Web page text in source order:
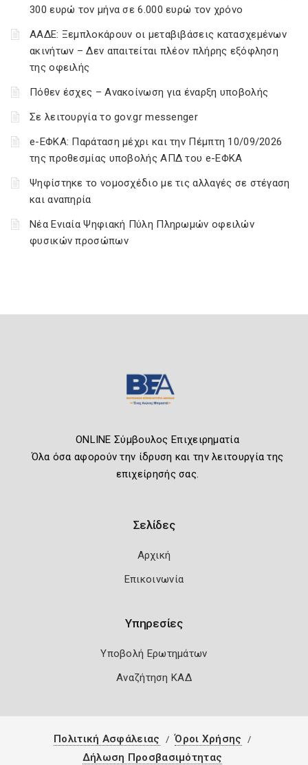
300 ευρώ τον μήνα σε 6.000 ευρώ τον χρόνο
ΑΑΔΕ: Ξεμπλοκάρουν οι μεταβιβάσεις κατασχεμένων
ακινήτων – Δεν απαιτείται πλέον πλήρης εξόφληση
της οφειλής
Πόθεν έσχες – Ανακοίνωση για έναρξη υποβολής
Σε λειτουργία το gov.gr messenger
e-ΕΦΚΑ: Παράταση μέχρι και την Πέμπτη 10/09/2026
της προθεσμίας υποβολής ΑΠΔ του e-ΕΦΚΑ
Ψηφίστηκε το νομοσχέδιο με τις αλλαγές σε στέγαση
και αναπηρία
Νέα Ενιαία Ψηφιακή Πύλη Πληρωμών οφειλών
φυσικών προσώπων
ONLINE Σύμβουλος Επιχειρηματία
Όλα όσα αφορούν την ίδρυση και την λειτουργία της
επιχείρησής σας.
Σελίδες
Αρχική
Επικοινωνία
Υπηρεσίες
Υποβολή Ερωτημάτων
Αναζήτηση ΚΑΔ
Πολιτική Ασφάλειας
Όροι Χρήσης
Δήλωση Προσβασιμότητας